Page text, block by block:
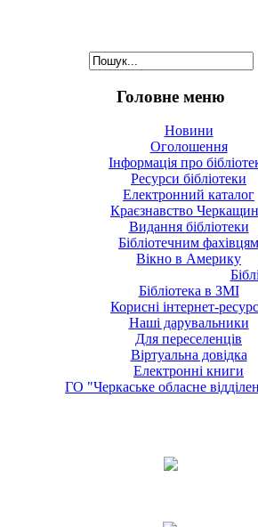
Головне меню
Новини
Оголошення
Інформація про
Ресурси бібліотеки
Електронний каталог
Краєзнавство
Видання бібліотеки
Бібліотечним фахівцям
Вікно в Америку
Бібліотека в ЗМІ
Корисні інтернет-
Наші дарувальники
Для переселенців
Віртуальна довідка
Електронні книги
ГО "Черкаське обласне